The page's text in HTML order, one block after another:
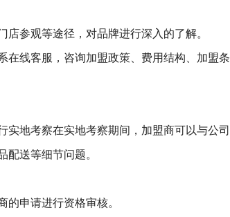
参观等途径，对品牌进行深入的了解。
在线客服，咨询加盟政策、费用结构、加盟条
地考察在实地考察期间，加盟商可以与公司
送等细节问题。
申请进行资格审核。